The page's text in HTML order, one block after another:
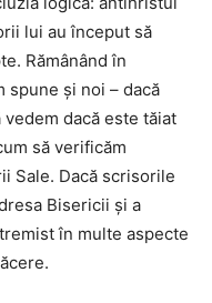
lui au început să
Rămânând în
spune și noi – dacă
dacă este tăiat
să verificăm
Sale. Dacă scrisorile
Bisericii și a
în multe aspecte